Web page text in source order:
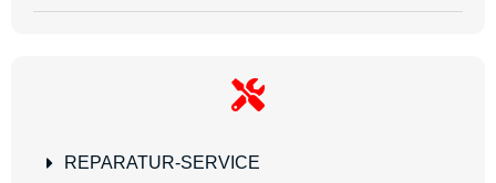
REPARATUR-SERVICE